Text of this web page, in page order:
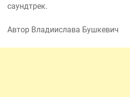
саундтрек.
Автор Владиислава Бушкевич